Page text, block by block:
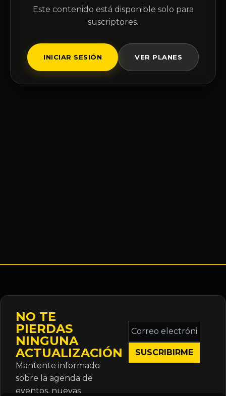
Este contenido está disponible solo para
suscriptores.
INICIAR SESIÓN VER PLANES
NO TE
PIERDAS
NINGUNA
ACTUALIZACIÓN
Mantente informado
sobre la agenda de
eventos, nuevas
Correo
electrónico
*